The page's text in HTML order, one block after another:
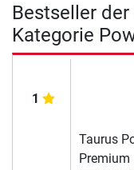
Bestseller
Kategorie
1
Taurus
Premium